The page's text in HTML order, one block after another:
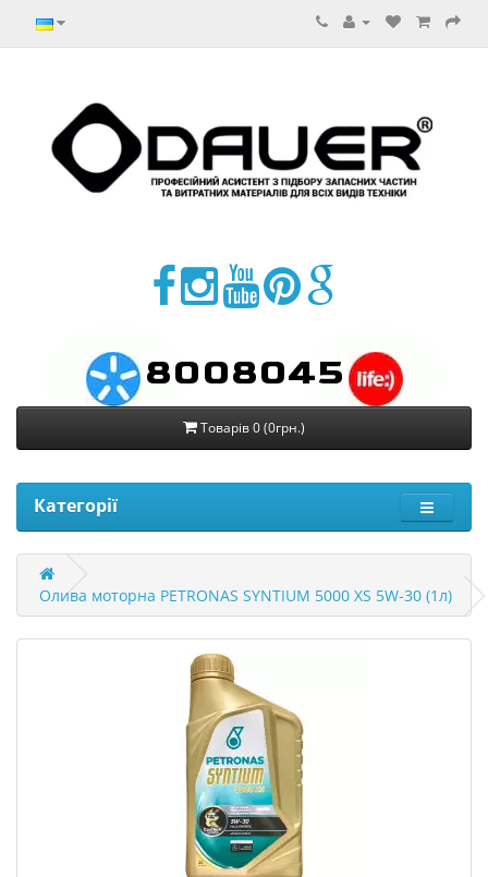
8008045
Товарів 0 (0грн.)
Категорії
Олива моторна PETRONAS SYNTIUM 5000 XS 5W-30 (1л)